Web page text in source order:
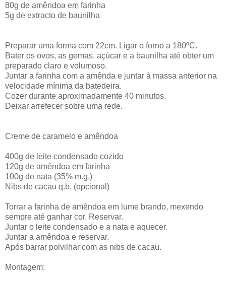
80g de amêndoa em farinha
5g de extracto de baunilha
Preparar uma forma com 22cm. Ligar o forno a 180ºC.
Bater os ovos, as gemas, açúcar e a baunilha até obter um
preparado claro e volumoso.
Juntar a farinha com a amênda e juntar à massa anterior na
velocidade mínima da batedeira.
Cozer durante aproximadamente 40 minutos.
Deixar arrefecer sobre uma rede.
Creme de caramelo e amêndoa
400g de leite condensado cozido
120g de amêndoa em farinha
100g de nata (35% m.g.)
Nibs de cacau q.b. (opcional)
Torrar a farinha de amêndoa em lume brando, mexendo
sempre até ganhar cor. Reservar.
Juntar o leite condensado e a nata e aquecer.
Juntar a amêndoa e reservar.
Após barrar polvilhar com as nibs de cacau.
Montagem: